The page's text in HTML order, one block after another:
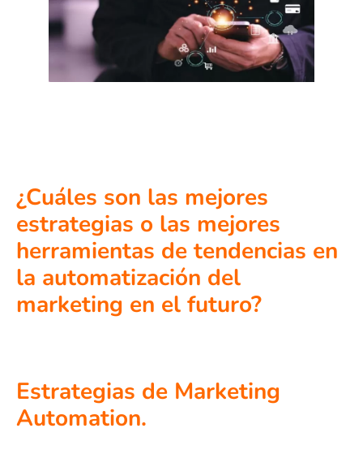
¿Cuáles son las mejores
estrategias o las mejores
herramientas de tendencias en
la automatización del
marketing en el futuro?
Estrategias de Marketing
Automation.